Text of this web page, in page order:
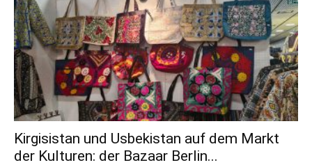
Kirgisistan und Usbekistan auf dem Markt
der Kulturen: der Bazaar Berlin...